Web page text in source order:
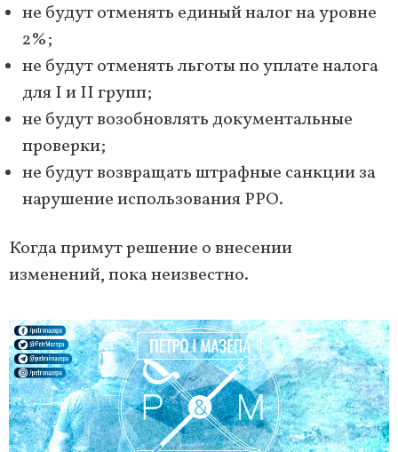
не будут отменять единый налог на уровне
2%;
не будут отменять льготы по уплате налога
для I и II групп;
не будут возобновлять документальные
проверки;
не будут возвращать штрафные санкции за
нарушение использования РРО.
Когда примут решение о внесении
изменений, пока неизвестно.